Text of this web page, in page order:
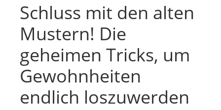
Schluss mit den alten
Mustern! Die
geheimen Tricks, um
Gewohnheiten
endlich loszuwerden